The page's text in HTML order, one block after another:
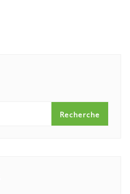
Recherche